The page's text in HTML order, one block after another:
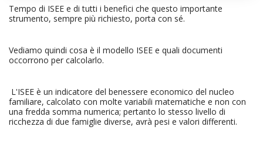
Tempo di ISEE e di tutti i benefici che questo importante
strumento, sempre più richiesto, porta con sé.
Vediamo quindi cosa è il modello ISEE e quali documenti
occorrono per calcolarlo.
L'ISEE è un indicatore del benessere economico del nucleo
familiare, calcolato con molte variabili matematiche e non con
una fredda somma numerica; pertanto lo stesso livello di
ricchezza di due famiglie diverse, avrà pesi e valori differenti.